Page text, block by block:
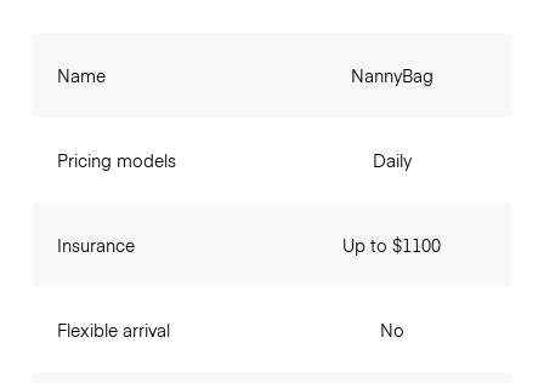
Name
Pricing models
Insurance
Flexible arrival
NannyBag
Daily
Up to $1100
No